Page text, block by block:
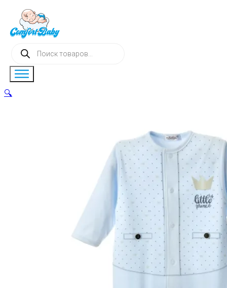
Поиск
товаров
🔍